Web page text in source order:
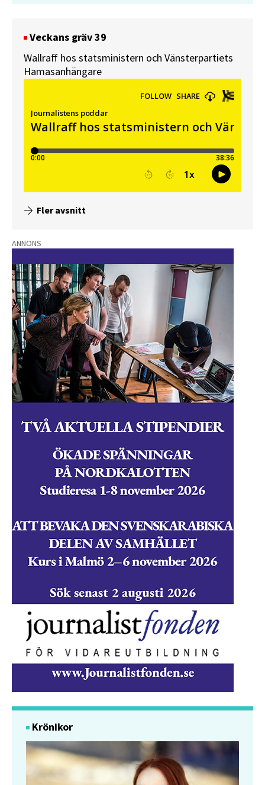
Veckans gräv 39
Wallraff hos statsministern och Vänsterpartiets
Hamasanhängare
Fler avsnitt
ANNONS
Krönikor